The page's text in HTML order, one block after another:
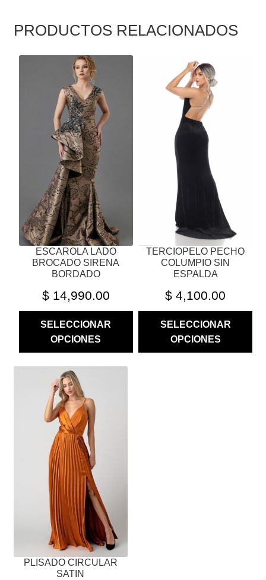
PRODUCTOS RELACIONADOS
ESCAROLA LADO
BROCADO SIRENA
BORDADO
$14,990.00
SELECCIONAR
OPCIONES
PRODUCTO
MÚLTIPLES
VARIANTES.
OPCIONES
PUEDEN
ELEGIR
EN
LA
PÁGINA
PRODUCTO
TERCIOPELO PECHO
COLUMPIO SIN
ESPALDA
$ 4,100.00
SELECCIONAR
OPCIONES
PRODUCTO
TIENE
MÚLTIPLES
VARIANTES.
OPCIONES
PUEDEN
DE
PRODUCTO
PLISADO CIRCULAR
SATIN
PRODUCTO
MÚLTIPLES
VARIANTES.
OPCIONES
PUEDEN
DE